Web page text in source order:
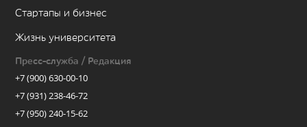
Стартапы и бизнес
Жизнь университета
Пресс-служба / Редакция
+7 (900) 630-00-10
+7 (931) 238-46-72
+7 (950) 240-15-62